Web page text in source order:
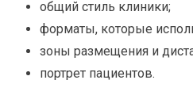
общий стиль клиники;
форматы, которые
зоны размещения и
портрет пациентов.